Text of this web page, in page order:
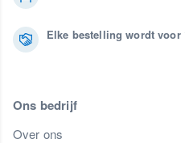
Elke bestelling wordt voor
Ons bedrijf
Over ons